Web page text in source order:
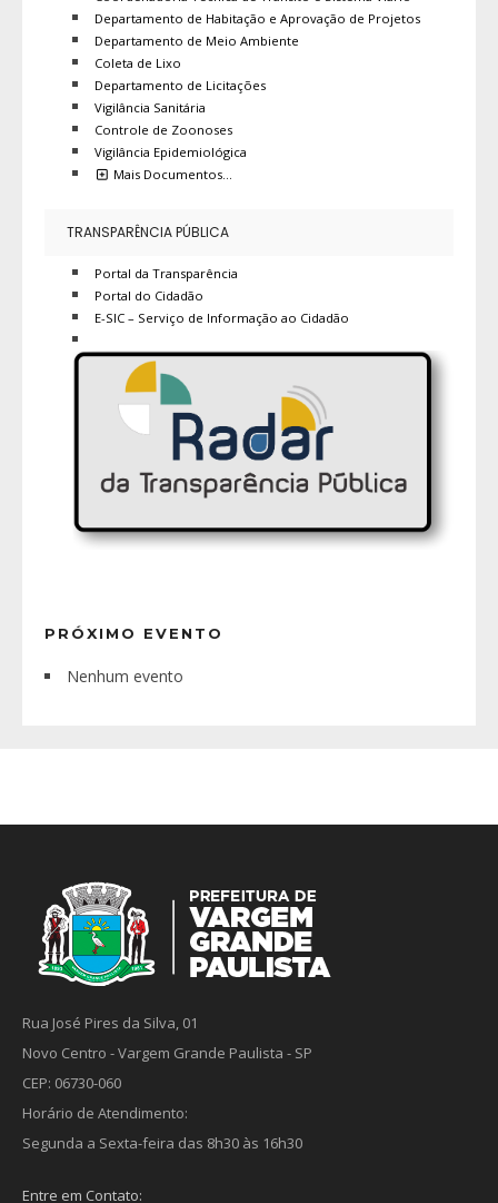
Departamento de Habitação e Aprovação de Projetos
Departamento de Meio Ambiente
Coleta de Lixo
Departamento de Licitações
Vigilância Sanitária
Controle de Zoonoses
Vigilância Epidemiológica
Mais Documentos…
TRANSPARÊNCIA PÚBLICA
Portal da Transparência
Portal do Cidadão
E-SIC – Serviço de Informação ao Cidadão
PRÓXIMO EVENTO
Nenhum evento
Rua José Pires da Silva, 01
Novo Centro - Vargem Grande Paulista - SP
CEP: 06730-060
Horário de Atendimento:
Segunda a Sexta-feira das 8h30 às 16h30
Entre em Contato: